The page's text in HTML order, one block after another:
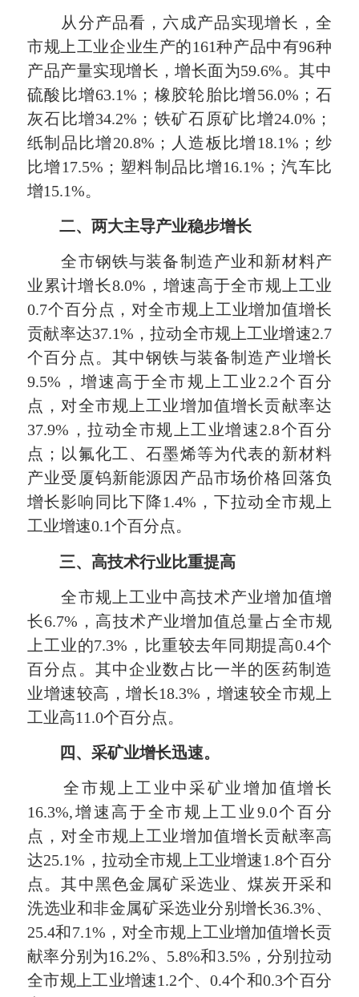
从分产品看，六成产品实现增长，全
市规上工业企业生产的161种产品中有96种
产品产量实现增长，增长面为59.6%。其中
硫酸比增63.1%；橡胶轮胎比增56.0%；石
灰石比增34.2%；铁矿石原矿比增24.0%；
纸制品比增20.8%；人造板比增18.1%；纱
比增17.5%；塑料制品比增16.1%；汽车比
增15.1%。
二、两大主导产业稳步增长
全市钢铁与装备制造产业和新材料产
业累计增长8.0%，增速高于全市规上工业
0.7个百分点，对全市规上工业增加值增长
贡献率达37.1%，拉动全市规上工业增速2.7
个百分点。其中钢铁与装备制造产业增长
9.5%，增速高于全市规上工业2.2个百分
点，对全市规上工业增加值增长贡献率达
37.9%，拉动全市规上工业增速2.8个百分
点；以氟化工、石墨烯等为代表的新材料
产业受厦钨新能源因产品市场价格回落负
增长影响同比下降1.4%，下拉动全市规上
工业增速0.1个百分点。
三、高技术行业比重提高
全市规上工业中高技术产业增加值增
长6.7%，高技术产业增加值总量占全市规
上工业的7.3%，比重较去年同期提高0.4个
百分点。其中企业数占比一半的医药制造
业增速较高，增长18.3%，增速较全市规上
工业高11.0个百分点。
四、采矿业增长迅速。
全市规上工业中采矿业增加值增长
16.3%,增速高于全市规上工业9.0个百分
点，对全市规上工业增加值增长贡献率高
达25.1%，拉动全市规上工业增速1.8个百分
点。其中黑色金属矿采选业、煤炭开采和
洗选业和非金属矿采选业分别增长36.3%、
25.4和7.1%，对全市规上工业增加值增长贡
献率分别为16.2%、5.8%和3.5%，分别拉动
全市规上工业增速1.2个、0.4个和0.3个百分